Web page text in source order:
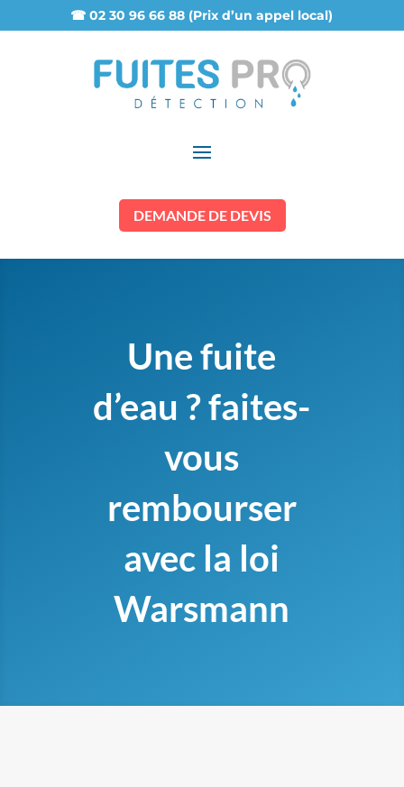
☎ 02 30 96 66 88 (Prix d’un appel local)
DEMANDE DE DEVIS
Une fuite
d’eau ? faites-
vous
rembourser
avec la loi
Warsmann